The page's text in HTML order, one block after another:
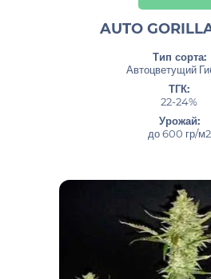
AUTO
Тип сорта:
Автоцветущий
ТГК:
22-24%
Урожай:
до 600 гр/м2